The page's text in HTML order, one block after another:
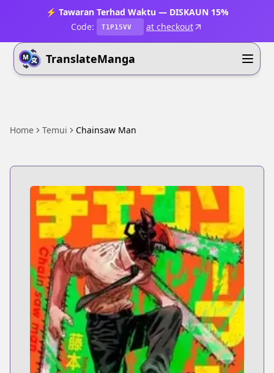
⚡ Tawaran Terhad Waktu — DISKAUN 15%
Code:
T1P15VV at checkout
TranslateManga
Home Temui Chainsaw Man